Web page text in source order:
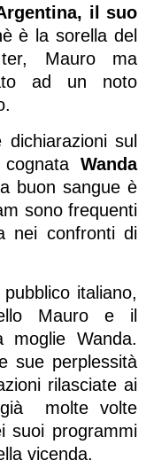
il suo
è la sorella del
Mauro ma
ad un noto
sul
Wanda
buon sangue è
sono frequenti
nei confronti di
italiano,
Mauro e il
moglie Wanda.
sue perplessità
rilasciate ai
molte volte
suoi programmi
vicenda.